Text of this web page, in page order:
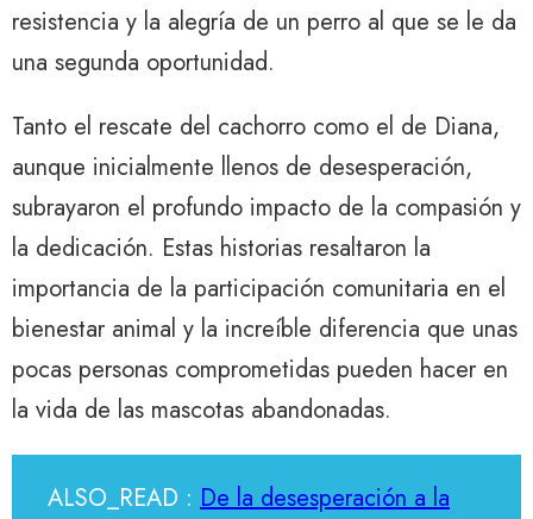
resistencia y la alegría de un perro al que se le da
una segunda oportunidad.
Tanto el rescate del cachorro como el de Diana,
aunque inicialmente llenos de desesperación,
subrayaron el profundo impacto de la compasión y
la dedicación. Estas historias resaltaron la
importancia de la participación comunitaria en el
bienestar animal y la increíble diferencia que unas
pocas personas comprometidas pueden hacer en
la vida de las mascotas abandonadas.
ALSO_READ : De la desesperación a la